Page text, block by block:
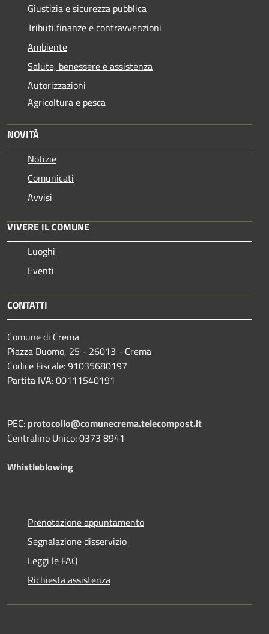
Giustizia e sicurezza pubblica
Tributi,finanze e contravvenzioni
Ambiente
Salute, benessere e assistenza
Autorizzazioni
Agricoltura e pesca
NOVITÀ
Notizie
Comunicati
Avvisi
VIVERE IL COMUNE
Luoghi
Eventi
CONTATTI
Comune di Crema
Piazza Duomo, 25 - 26013 - Crema
Codice Fiscale: 91035680197
Partita IVA: 00111540191
PEC: protocollo@comunecrema.telecompost.it
Centralino Unico: 0373 8941
Whistleblowing
Prenotazione appuntamento
Segnalazione disservizio
Leggi le FAQ
Richiesta assistenza